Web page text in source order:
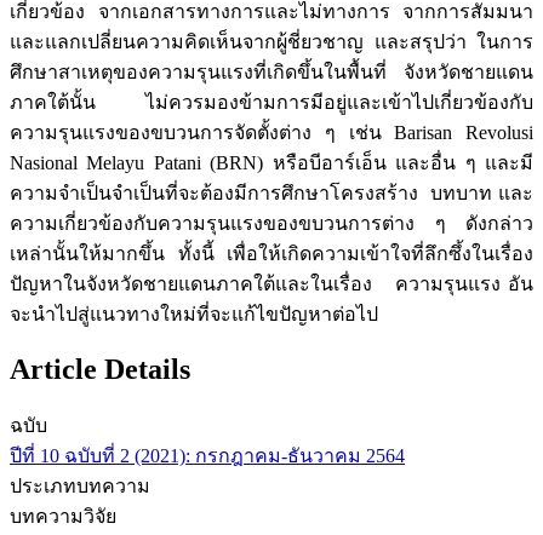
เกี่ยวข้อง จากเอกสารทางการและไม่ทางการ จากการสัมมนา
และแลกเปลี่ยนความคิดเห็นจากผู้ชี่ยวชาญ และสรุปว่า ในการ
ศึกษาสาเหตุของความรุนแรงที่เกิดขึ้นในพื้นที่ จังหวัดชายแดน
ภาคใต้นั้น ไม่ควรมองข้ามการมีอยู่และเข้าไปเกี่ยวข้องกับ
ความรุนแรงของขบวนการจัดตั้งต่าง ๆ เช่น Barisan Revolusi
Nasional Melayu Patani (BRN) หรือบีอาร์เอ็น และอื่น ๆ และมี
ความจำเป็นจำเป็นที่จะต้องมีการศึกษาโครงสร้าง บทบาท และ
ความเกี่ยวข้องกับความรุนแรงของขบวนการต่าง ๆ ดังกล่าว
เหล่านั้นให้มากขึ้น ทั้งนี้ เพื่อให้เกิดความเข้าใจที่ลึกซึ้งในเรื่อง
ปัญหาในจังหวัดชายแดนภาคใต้และในเรื่อง ความรุนแรง อัน
จะนำไปสู่แนวทางใหม่ที่จะแก้ไขปัญหาต่อไป
Article Details
ฉบับ
ปีที่ 10 ฉบับที่ 2 (2021): กรกฎาคม-ธันวาคม 2564
ประเภทบทความ
บทความวิจัย